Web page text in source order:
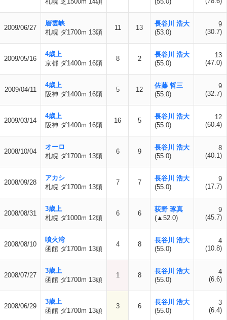
2009/06/27
層雲峡
札幌 ダ1700m 13頭
11 13
長谷川 浩大
(53.0)
9
(30.7)
2009/05/16
4歳上
京都 ダ1400m 16頭
8 2
長谷川 浩大
(55.0)
13
(47.0)
2009/04/11
4歳上
阪神 ダ1400m 16頭
5 12
佐藤 哲三
(55.0)
9
(32.7)
2009/03/14
4歳上
阪神 ダ1400m 16頭
16 5
長谷川 浩大
(55.0)
12
(60.4)
2008/10/04
オーロ
札幌 ダ1700m 13頭
6 9
長谷川 浩大
(55.0)
8
(40.1)
2008/09/28
アカシ
札幌 ダ1700m 13頭
7 7
長谷川 浩大
(55.0)
9
(17.7)
2008/08/31
3歳上
札幌 ダ1000m 12頭
6 6
荻野 琢真
(▲52.0)
9
(45.7)
2008/08/10
噴火湾
函館 ダ1700m 13頭
4 8
長谷川 浩大
(55.0)
4
(10.8)
2008/07/27
3歳上
函館 ダ1700m 13頭
1 8
長谷川 浩大
(55.0)
4
(6.6)
2008/06/29
3歳上
函館 ダ1700m 13頭
3 6
長谷川 浩大
(55.0)
3
(6.4)